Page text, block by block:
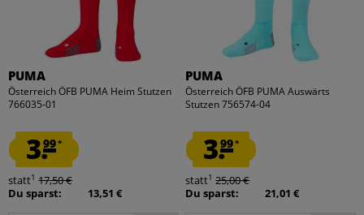
PUMA
Österreich ÖFB PUMA Heim Stutzen
766035-01
3.99*
statt1 17,50 €
Du sparst:
13,51 €
PUMA
Österreich ÖFB PUMA Auswärts
Stutzen 756574-04
3.99*
statt1 25,00 €
Du sparst:
21,01 €